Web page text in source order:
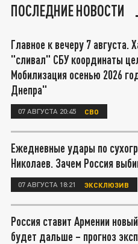
ПОСЛЕДНИЕ НОВОСТИ
Главное к вечеру 7 августа.
"сливал" СБУ координаты
Мобилизация осенью 2026
Днепра"
07 АВГУСТА 20:45 СВО
Ежедневные удары по
Николаев. Зачем Россия
07 АВГУСТА 18:21 ЭКСКЛЮЗИВ
Россия ставит Армении
будет дальше – прогноз